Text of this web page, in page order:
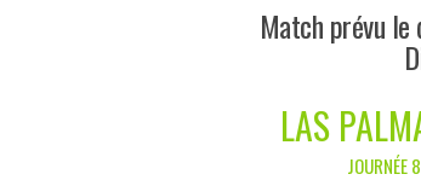
Match prévu
LAS
JOURNÉE